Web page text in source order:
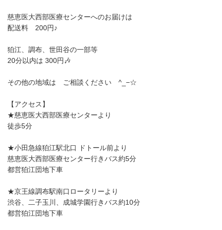
慈恵医大西部医療センターへのお届けは
配送料 200円♪
狛江、調布、世田谷の一部等
20分以内は 300円🎶
その他の地域は ご相談ください ^_−☆
【アクセス】
★慈恵医大西部医療センターより
徒歩5分
★小田急線狛江駅北口 ドトール前より
慈恵医大西部医療センター行きバス約5分
都営狛江団地下車
★京王線調布駅南口ロータリーより
渋谷、二子玉川、成城学園行きバス約10分
都営狛江団地下車